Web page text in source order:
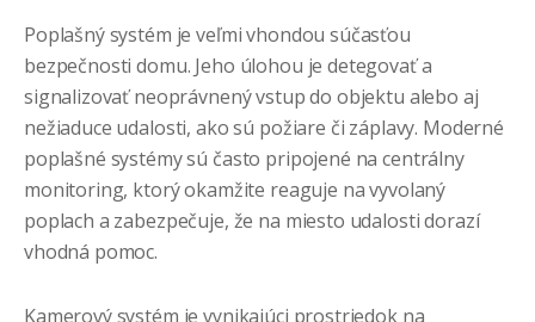
Poplašný systém je veľmi vhondou súčasťou
bezpečnosti domu. Jeho úlohou je detegovať a
signalizovať neoprávnený vstup do objektu alebo aj
nežiaduce udalosti, ako sú požiare či záplavy. Moderné
poplašné systémy sú často pripojené na centrálny
monitoring, ktorý okamžite reaguje na vyvolaný
poplach a zabezpečuje, že na miesto udalosti dorazí
vhodná pomoc.
Kamerový systém je vynikajúci prostriedok na